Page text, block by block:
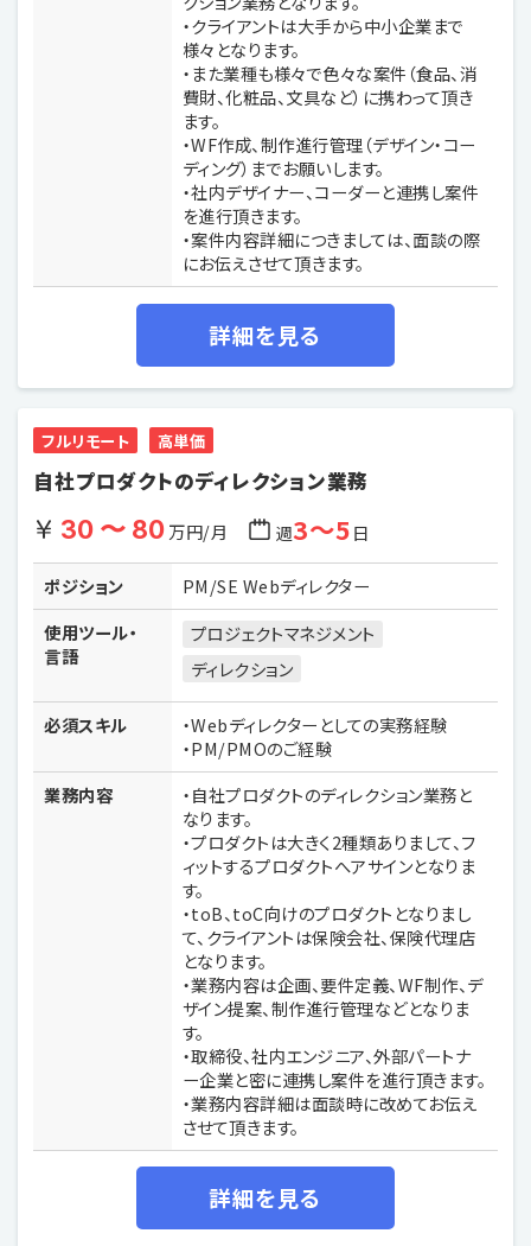
・クライアントは大手から中小企業まで
様々となります。
・また業種も様々で色々な案件（食品、消
費財、化粧品、文具など）に携わって頂き
ます。
・WF作成、制作進行管理（デザイン・コー
ディング）までお願いします。
・社内デザイナー、コーダーと連携し案件
を進行頂きます。
・案件内容詳細につきましては、面談の際
にお伝えさせて頂きます。
詳細を見る
フルリモート 高単価
自社プロダクトのディレクション業務
30 〜 80万円/月 週3〜5日
ポジション
PM/SE Webディレクター
使用ツール・
言語
プロジェクトマネジメント
ディレクション
必須スキル
・Webディレクターとしての実務経験
・PM/PMOのご経験
業務内容
・自社プロダクトのディレクション業務と
なります。
・プロダクトは大きく2種類ありまして、フ
ィットするプロダクトへアサインとなりま
す。
・toB、toC向けのプロダクトとなりまし
て、クライアントは保険会社、保険代理店
となります。
・業務内容は企画、要件定義、WF制作、デ
ザイン提案、制作進行管理などとなりま
す。
・取締役、社内エンジニア、外部パートナ
ー企業と密に連携し案件を進行頂きます。
・業務内容詳細は面談時に改めてお伝え
させて頂きます。
詳細を見る